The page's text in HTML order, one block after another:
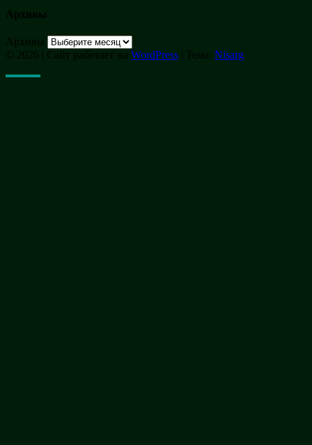
Архивы
Архивы
© 2026
Сайт работает на WordPress Тема: Nisarg